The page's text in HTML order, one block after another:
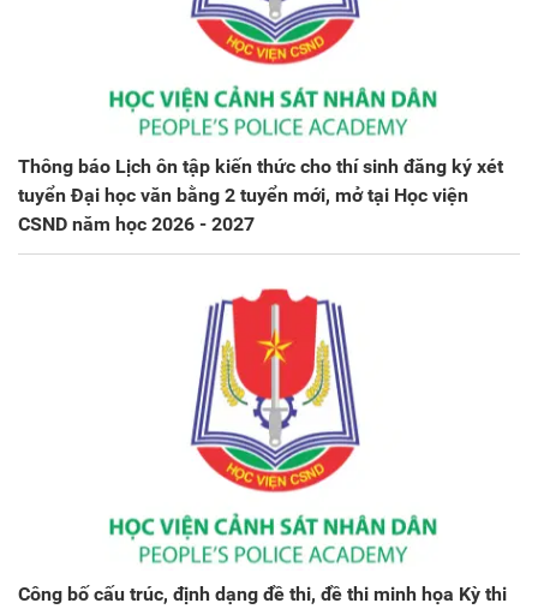
Thông báo Lịch ôn tập kiến thức cho thí sinh đăng ký xét
tuyển Đại học văn bằng 2 tuyển mới, mở tại Học viện
CSND năm học 2026 - 2027
Công bố cấu trúc, định dạng đề thi, đề thi minh họa Kỳ thi